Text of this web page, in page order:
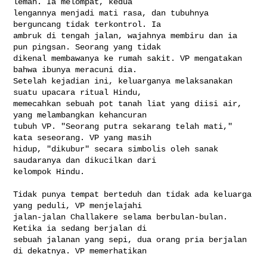
lengannya menjadi mati rasa, dan tubuhnya
berguncang tidak terkontrol. Ia
ambruk di tengah jalan, wajahnya membiru dan ia
pun pingsan. Seorang yang tidak
dikenal membawanya ke rumah sakit. VP mengatakan
bahwa ibunya meracuni dia.
Setelah kejadian ini, keluarganya melaksanakan
suatu upacara ritual Hindu,
memecahkan sebuah pot tanah liat yang diisi air,
yang melambangkan kehancuran
tubuh VP. "Seorang putra sekarang telah mati,"
kata seseorang. VP yang masih
hidup, "dikubur" secara simbolis oleh sanak
saudaranya dan dikucilkan dari
kelompok Hindu.
Tidak punya tempat berteduh dan tidak ada keluarga
yang peduli, VP menjelajahi
jalan-jalan Challakere selama berbulan-bulan.
Ketika ia sedang berjalan di
sebuah jalanan yang sepi, dua orang pria berjalan
di dekatnya. VP memerhatikan